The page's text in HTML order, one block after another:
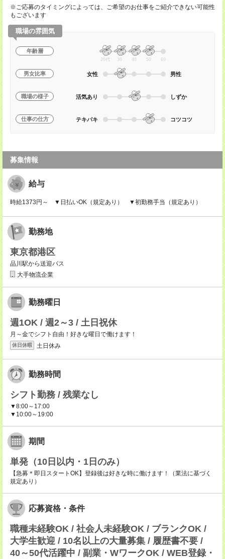
※ご応募のタイミングによっては、ご希望のお仕事をご紹介できない可能性
もございます
職場の雰囲気
年齢層
20代 30 40 50 60
男女比率 女性 男性
職場の様子 活気あり しずか
仕事の仕方 テキパキ コツコツ
募集情報
給与
時給1373円～ ▼日払いOK（規定あり） ▼初勤務手当（規定あり）
勤務地
東京都港区
品川駅から送迎バス
大手物流企業
勤務曜日
週1OK / 週2～3 / 土日祝休
月～金でシフト自由！好きな曜日で働けます！
休日休暇 土日休み
勤務時間
シフト勤務 / 残業なし
▼8:00～17:00
▼10:00～19:00
期間
単発（10日以内・1日のみ）
【急募＊即日スタートOK】登録後は好きな時に働けます！（業法に基づく
規定あり）
応募資格・条件
職種未経験OK / 社会人未経験OK / ブランクOK /
大学生歓迎 / 10名以上の大量募集 / 履歴書不要 /
40～50代活躍中 / 副業・WワークOK / WEB登録・